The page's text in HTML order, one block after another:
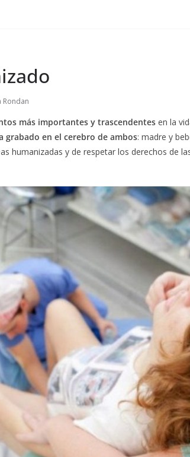
Rondan
más importantes y trascendentes en la
grabado en el cerebro de ambos: madre y
humanizadas y de respetar los derechos de